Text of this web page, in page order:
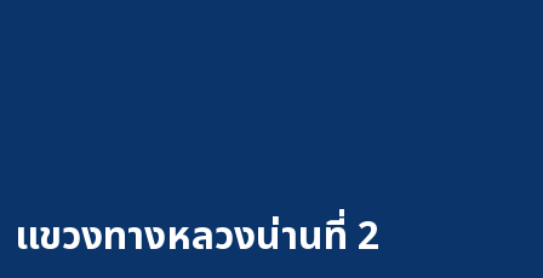
แขวงทางหลวงน่านที่ 2